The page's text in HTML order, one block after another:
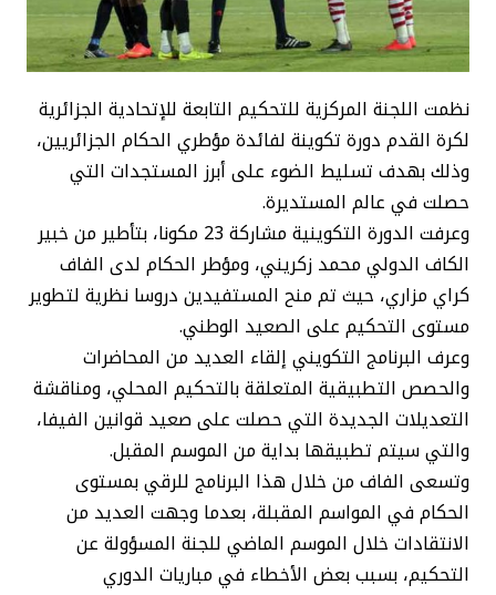
نظمت اللجنة المركزية للتحكيم التابعة للإتحادية الجزائرية
لكرة القدم دورة تكوينة لفائدة مؤطري الحكام الجزائريين،
وذلك بهدف تسليط الضوء على أبرز المستجدات التي
حصلت في عالم المستديرة.
وعرفت الدورة التكوينية مشاركة 23 مكونا، بتأطير من خبير
الكاف الدولي محمد زكريني، ومؤطر الحكام لدى الفاف
كراي مزاري، حيث تم منح المستفيدين دروسا نظرية لتطوير
مستوى التحكيم على الصعيد الوطني.
وعرف البرنامج التكويني إلقاء العديد من المحاضرات
والحصص التطبيقية المتعلقة بالتحكيم المحلي، ومناقشة
التعديلات الجديدة التي حصلت على صعيد قوانين الفيفا،
والتي سيتم تطبيقها بداية من الموسم المقبل.
وتسعى الفاف من خلال هذا البرنامج للرقي بمستوى
الحكام في المواسم المقبلة، بعدما وجهت العديد من
الانتقادات خلال الموسم الماضي للجنة المسؤولة عن
التحكيم، بسبب بعض الأخطاء في مباريات الدوري